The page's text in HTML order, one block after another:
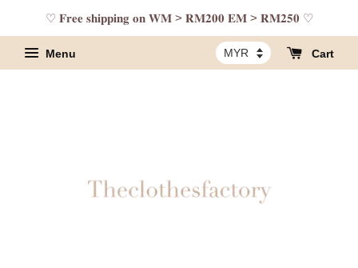
♡ 𝐅𝐫𝐞𝐞 𝐬𝐡𝐢𝐩𝐩𝐢𝐧𝐠 𝐨𝐧 𝐖𝐌 > 𝐑𝐌𝟐𝟎𝟎 𝐄𝐌 > 𝐑𝐌𝟐𝟓𝟎 ♡
Menu Cart